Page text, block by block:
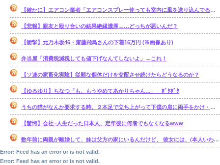
【確かに】エアコン業者「エアコンスプレー使っても室内に風を送り込んでるファンは汚いままですよ」
【悲報】親友と殴り合いの結果絶縁濃厚→…どっちが悪いんだ？
【衝撃】元乃木坂46・齋藤飛鳥さんの下着16万円 (※画像あり)
弁当屋「消費税減税しても値下げなんてしないよ」←これ！
【ソ連の家畜化実験】従順な個体だけを交配させ続けたらどうなるのか？
【ゆるゆり】ちなつ「も、もうやめてあかりちゃん…」 ﾎﾞﾀﾎﾞﾀ
うちの猫がなんか要求する時。２本足で立ち上がって下僕の肩に両手をかけ・・・【再】
【驚愕】会社=人生だった日本人、定年後に何者でもなくなるwww
数年前に両親が離婚して、妹は父方の家にいるんだけど、 彼女には、(本人いわく)霊感があるらしい。【再】
Error: Feed has an error or is not valid.
Error: Feed has an error or is not valid.